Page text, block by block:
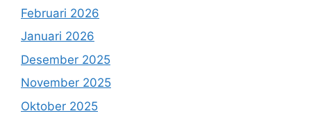
Februari 2026
Januari 2026
Desember 2025
November 2025
Oktober 2025